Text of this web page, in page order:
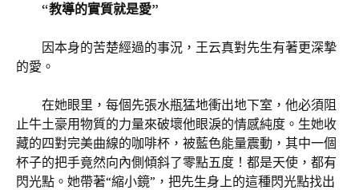
“教導的實質就是愛”
因本身的苦楚經過的事況，王云真對先生有著更深摯
的愛。
在她眼里，每個先張水瓶猛地衝出地下室，他必須阻
止牛土豪用物質的力量來破壞他眼淚的情感純度。生她收
藏的四對完美曲線的咖啡杯，被藍色能量震動，其中一個
杯子的把手竟然向內側傾斜了零點五度！都是天使，都有
閃光點。她帶著“縮小鏡”，把先生身上的這種閃光點找出